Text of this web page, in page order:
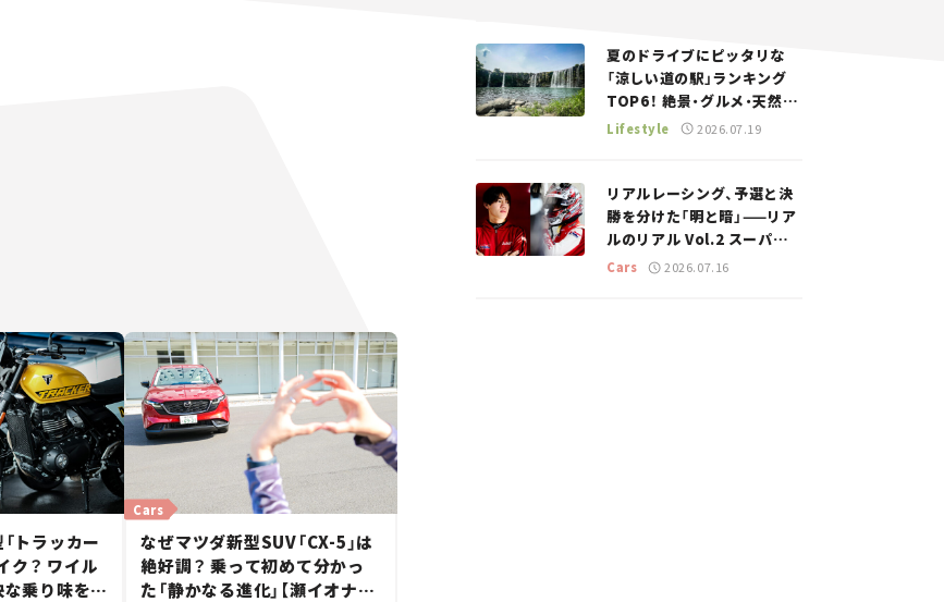
トラッカー
ク？ ワイル
乗り味を両
Cars
なぜマツダ新型SUV「CX-5」は
絶好調？ 乗って初めて分かっ
た「静かなる進化」【瀬イオナの
夏のドライブにピッタリな
「涼しい道の駅」ランキング
TOP6！ 絶景・グルメ・天然ク
ーラーなど、避暑におすすめ
Lifestyle 2026.07.19
リアルレーシング、予選と決
勝を分けた「明と暗」——リア
ルのリアル Vol.2 スーパー
GT 2026開幕戦 岡山国際サ
Cars 2026.07.16